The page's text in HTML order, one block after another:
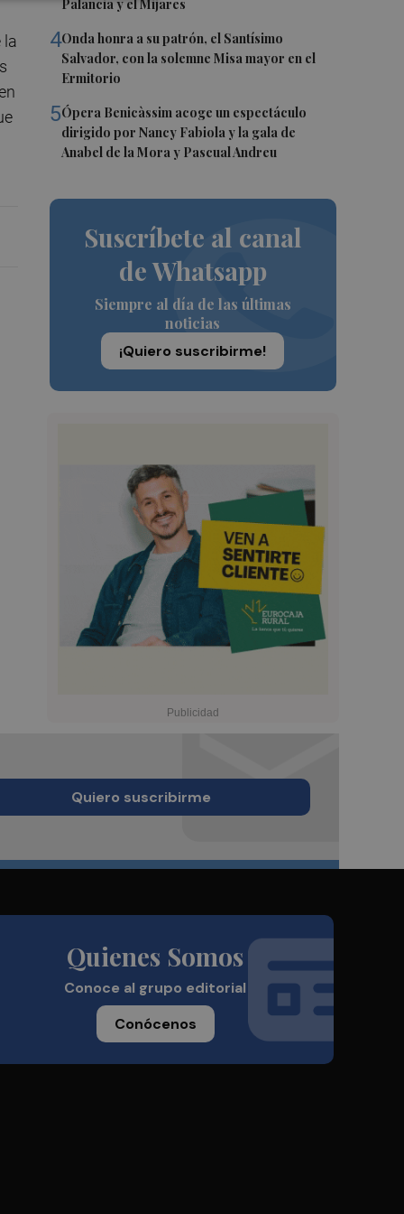
Palancia y el Mijares
4Onda honra a su patrón, el Santísimo
Salvador, con la solemne Misa mayor en el
Ermitorio
5Ópera Benicàssim acoge un espectáculo
dirigido por Nancy Fabiola y la gala de
Anabel de la Mora y Pascual Andreu
Suscríbete al canal
de Whatsapp
Siempre al día de las últimas
noticias
¡Quiero suscribirme!
la
Quiero suscribirme
Quienes Somos
Conoce al grupo editorial
Conócenos